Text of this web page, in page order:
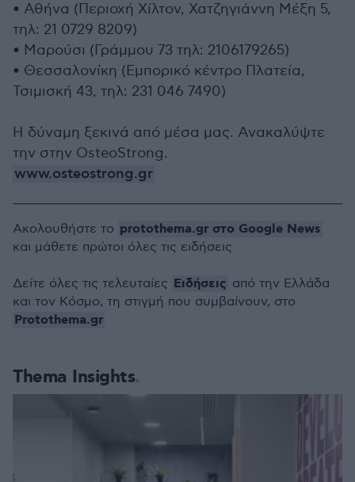
• Αθήνα (Περιοχή Χίλτον, Χατζηγιάννη Μέξη 5,
τηλ: 21 0729 8209)
• Μαρούσι (Γράμμου 73 τηλ: 2106179265)
• Θεσσαλονίκη (Εμπορικό κέντρο Πλατεία,
Τσιμισκή 43, τηλ: 231 046 7490)
Η δύναμη ξεκινά από μέσα μας. Ανακαλύψτε
την στην OsteoStrong.
www.osteostrong.gr
Thema Insights
Ακολουθήστε το protothema.gr στο Google News
και μάθετε πρώτοι όλες τις ειδήσεις
Δείτε όλες τις τελευταίες Ειδήσεις από την Ελλάδα
και τον Κόσμο, τη στιγμή που συμβαίνουν, στο
Protothema.gr